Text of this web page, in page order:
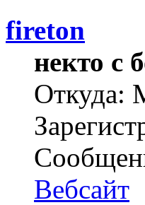
fireton
некто с
Откуда:
Вебсайт